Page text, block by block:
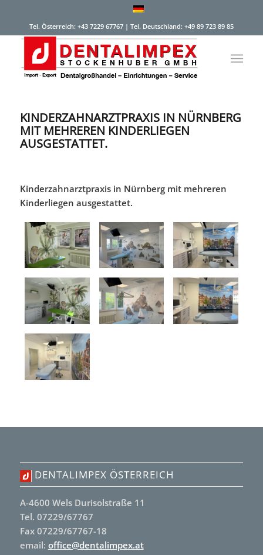
Tel. Österreich: +43 7229 67767 | Tel. Deutschland: +49 89 723 89 85
KINDERZAHNARZTPRAXIS IN NÜRNBERG
MIT MEHREREN KINDERLIEGEN
AUSGESTATTET.
Kinderzahnarztpraxis in Nürnberg mit mehreren
Kinderliegen ausgestattet.
DENTALIMPEX ÖSTERREICH
A-4600 Wels Durisolstraße 11
Tel. 07229/67767
Fax 07229/67767-18
email: office@dentalimpex.at